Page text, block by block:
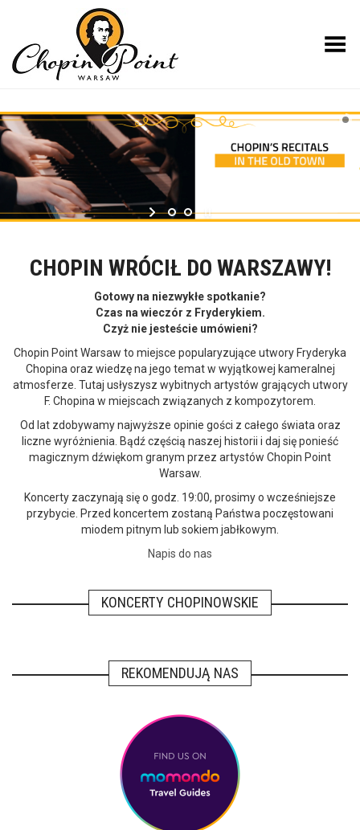
Toggle Menu
CHOPIN WRÓCIŁ DO WARSZAWY!
Gotowy na niezwykłe spotkanie?
Czas na wieczór z Fryderykiem.
Czyż nie jesteście umówieni?
Chopin Point Warsaw to miejsce popularyzujące utwory Fryderyka
Chopina oraz wiedzę na jego temat w wyjątkowej kameralnej
atmosferze. Tutaj usłyszysz wybitnych artystów grających utwory
F. Chopina w miejscach związanych z kompozytorem.
Od lat zdobywamy najwyższe opinie gości z całego świata oraz
liczne wyróżnienia. Bądź częścią naszej historii i daj się ponieść
magicznym dźwiękom granym przez artystów Chopin Point
Warsaw.
Koncerty zaczynają się o godz. 19:00, prosimy o wcześniejsze
przybycie. Przed koncertem zostaną Państwa poczęstowani
miodem pitnym lub sokiem jabłkowym.
Napis do nas
KONCERTY CHOPINOWSKIE
REKOMENDUJĄ NAS